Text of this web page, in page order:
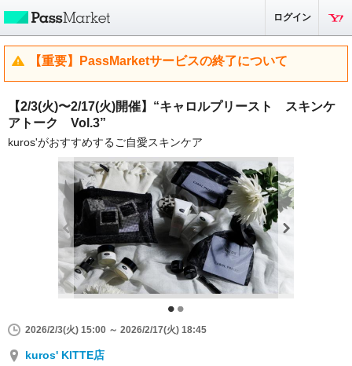
ログイン
【重要】PassMarketサービスの終了について
【2/3(火)〜2/17(火)開催】“キャロルプリースト スキンケ
アトーク Vol.3”
kuros'がおすすめするご自愛スキンケア
2026/2/3(火) 15:00 ～ 2026/2/17(火) 18:45
kuros' KITTE店